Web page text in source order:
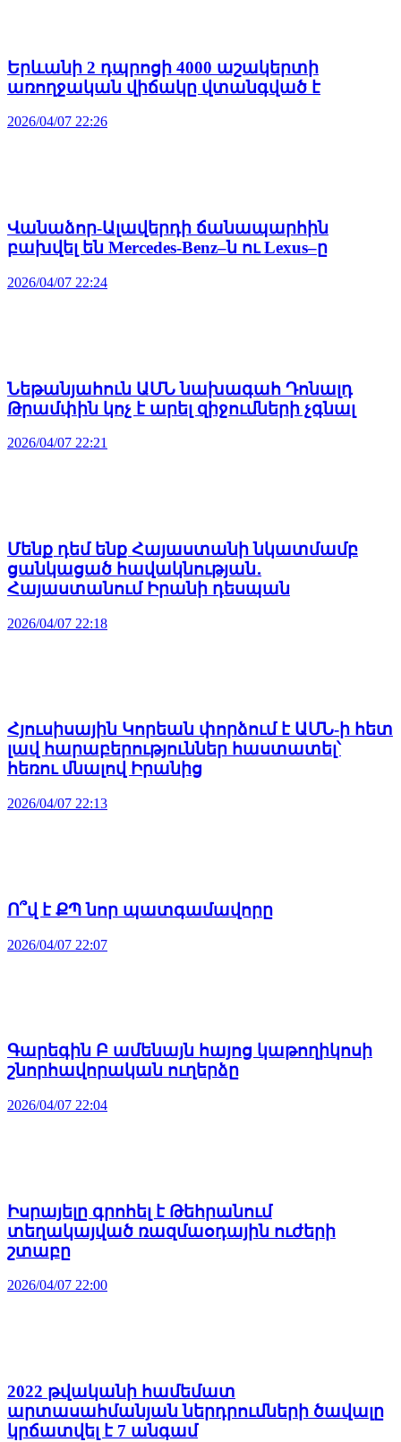
Երևանի 2 դպրոցի 4000 աշակերտի
առողջական վիճակը վտանգված է
2026/04/07 22:26
Վանաձոր-Ալավերդի ճանապարհին
բախվել են Mercedes-Benz–ն ու Lexus–ը
2026/04/07 22:24
Նեթանյահուն ԱՄՆ նախագահ Դոնալդ
Թրամփին կոչ է արել զիջումների չգնալ
2026/04/07 22:21
Մենք դեմ ենք Հայաստանի նկատմամբ
ցանկացած հավակնության․
Հայաստանում Իրանի դեսպան
2026/04/07 22:18
Հյուսիսային Կորեան փորձում է ԱՄՆ-ի հետ
լավ հարաբերություններ հաստատել՝
հեռու մնալով Իրանից
2026/04/07 22:13
Ո՞վ է ՔՊ նոր պատգամավորը
2026/04/07 22:07
Գարեգին Բ ամենայն հայոց կաթողիկոսի
շնորհավորական ուղերձը
2026/04/07 22:04
Իսրայելը գրոհել է Թեհրանում
տեղակայված ռազմաօդային ուժերի
շտաբը
2026/04/07 22:00
2022 թվականի համեմատ
արտասահմանյան ներդրումների ծավալը
կրճատվել է 7 անգամ